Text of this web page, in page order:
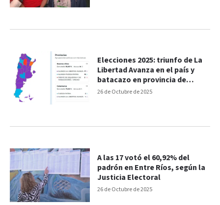
26 de Octubre de 2025
Elecciones 2025: triunfo de La
Libertad Avanza en el país y
batacazo en provincia de
Buenos Aires
26 de Octubre de 2025
A las 17 votó el 60,92% del
padrón en Entre Ríos, según la
Justicia Electoral